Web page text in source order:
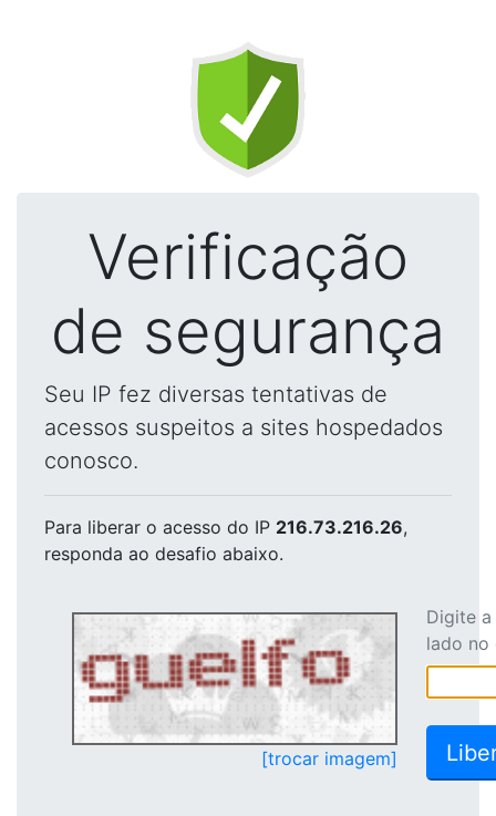
Verificação
de segurança
Seu IP fez diversas tentativas de
acessos suspeitos a sites hospedados
conosco.
Para liberar o acesso do IP 216.73.216.26,
responda ao desafio abaixo.
[trocar imagem]
Digite
lado no